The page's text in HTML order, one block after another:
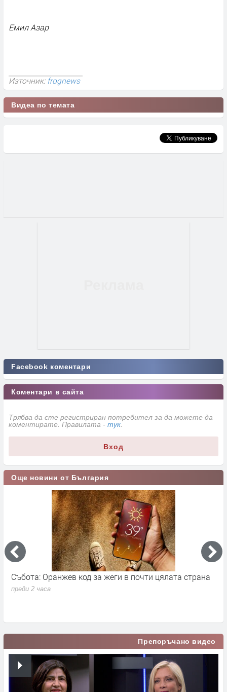
Емил Азар
Източник:frognews
Видеа по темата
Facebook коментари
Коментари в сайта
Трябва да сте регистриран потребител за да можете да
коментирате. Правилата - тук
Вход
Още новини от България
Събота: Оранжев код за жеги в почти цялата страна
преди 2 часа
Препоръчано видео